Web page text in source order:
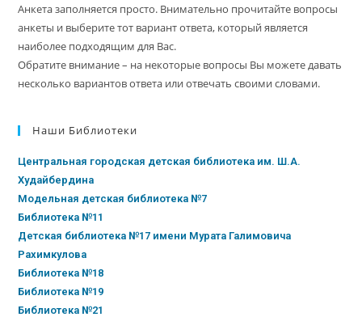
Анкета заполняется просто. Внимательно прочитайте вопросы
анкеты и выберите тот вариант ответа, который является
наиболее подходящим для Вас.
Обратите внимание – на некоторые вопросы Вы можете давать
несколько вариантов ответа или отвечать своими словами.
Наши Библиотеки
Центральная городская детская библиотека им. Ш.А.
Худайбердина
Модельная детская библиотека №7
Библиотека №11
Детская библиотека №17 имени Мурата Галимовича
Рахимкулова
Библиотека №18
Библиотека №19
Библиотека №21